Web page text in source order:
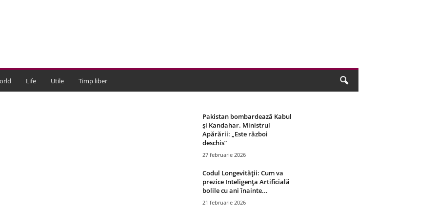
Life Utile Timp liber
Pakistan bombardează Kabul
și Kandahar. Ministrul
Apărării: „Este război
deschis”
27 februarie 2026
Codul Longevității: Cum va
prezice Inteligența Artificială
bolile cu ani înainte...
21 februarie 2026